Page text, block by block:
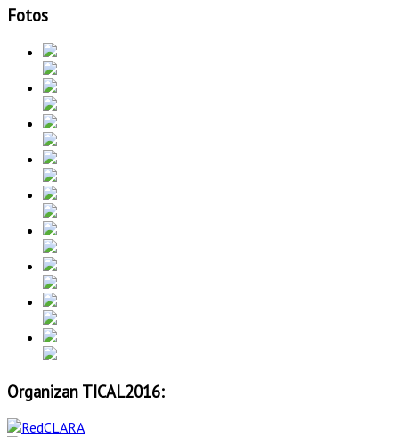
Fotos
Organizan TICAL2016: